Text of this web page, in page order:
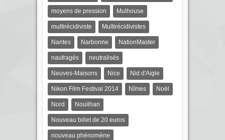
moyens de pression Mulhouse
multirécidiviste Multirécidivistes
Nantes Narbonne NationMaster
naufragés neutralisés
Neuves-Maisons Nice Nid d'Aigle
Nikon Film Festival 2014 Nîmes Noël
Nord Nouilhan
Nouveau billet de 20 euros
nouveau phénomène